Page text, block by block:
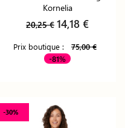
Kornelia
20,25 € 14,18 €
Prix boutique :
75,00 €
-81%
-30%